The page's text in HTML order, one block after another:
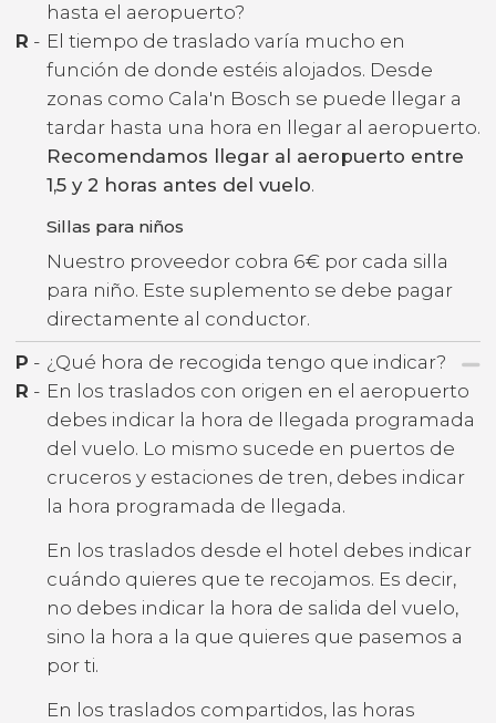
hasta el aeropuerto?
R - El tiempo de traslado varía mucho en
función de donde estéis alojados. Desde
zonas como Cala'n Bosch se puede llegar a
tardar hasta una hora en llegar al aeropuerto.
Recomendamos llegar al aeropuerto entre
1,5 y 2 horas antes del vuelo.
Sillas para niños
Nuestro proveedor cobra 6€ por cada silla
para niño. Este suplemento se debe pagar
directamente al conductor.
P - ¿Qué hora de recogida tengo que indicar?
R - En los traslados con origen en el aeropuerto
debes indicar la hora de llegada programada
del vuelo. Lo mismo sucede en puertos de
cruceros y estaciones de tren, debes indicar
la hora programada de llegada.
En los traslados desde el hotel debes indicar
cuándo quieres que te recojamos. Es decir,
no debes indicar la hora de salida del vuelo,
sino la hora a la que quieres que pasemos a
por ti.
En los traslados compartidos, las horas